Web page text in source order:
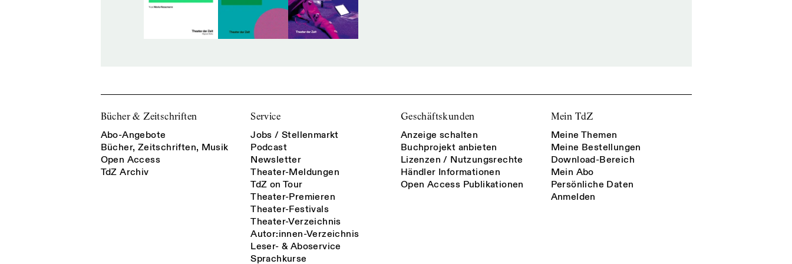
Bücher & Zeitschriften
Abo-Angebote
Bücher, Zeitschriften, Musik
Open Access
TdZ Archiv
Service
Jobs / Stellenmarkt
Podcast
Newsletter
Theater-Meldungen
TdZ on Tour
Theater-Premieren
Theater-Festivals
Theater-Verzeichnis
Autor:innen-Verzeichnis
Leser- & Aboservice
Sprachkurse
Geschäftskunden
Anzeige schalten
Buchprojekt anbieten
Lizenzen / Nutzungsrechte
Händler Informationen
Open Access Publikationen
Mein TdZ
Meine Themen
Meine Bestellungen
Download-Bereich
Mein Abo
Persönliche Daten
Anmelden